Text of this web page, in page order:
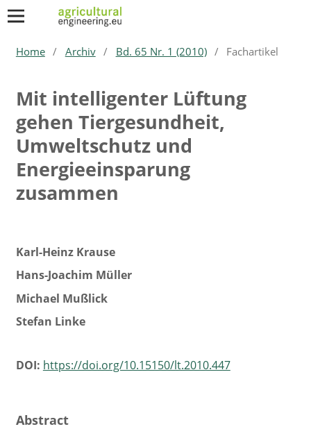
Home / Archiv / Bd. 65 Nr. 1 (2010) / Fachartikel
Mit intelligenter Lüftung
gehen Tiergesundheit,
Umweltschutz und
Energieeinsparung
zusammen
Karl-Heinz Krause
Hans-Joachim Müller
Michael Mußlick
Stefan Linke
DOI: https://doi.org/10.15150/lt.2010.447
Abstract